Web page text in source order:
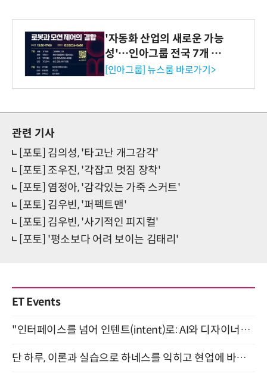
'자동화 산업의 새로운 가능
성'…인아그룹 전국 7개 도
시 세미나 페어 개최
[인아그룹] 뉴스룸 바로가기>
관련 기사
[포토] 김의성, '타고난 개그감각'
[포토] 조우진, '각잡고 멋짐 장착'
[포토] 염정아, '감각있는 가죽 스커트'
[포토] 김우빈, '퍼펙트맨'
[포토] 김우빈, '사기적인 피지컬'
[포토] '평소보다 어려 보이는 김태리'
ET Events
"인터페이스를 넘어 인텐트(intent)로: AI와 디자이너가 함께 만드는 공존의 UX" 강남역 (9/2)
단 하루, 이론과 실습으로 하네스를 익히고 현업에 바로 쓰는 핸즈온 워크숍 (8/20)